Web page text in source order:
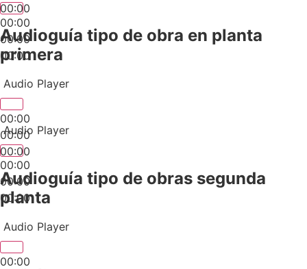
00:00
00:00
00:00
00:00
Audioguía tipo de obra en planta
primera
Audio Player
00:00
00:00
00:00
Audio Player
00:00
00:00
00:00
Audioguía tipo de obras segunda
planta
Audio Player
00:00